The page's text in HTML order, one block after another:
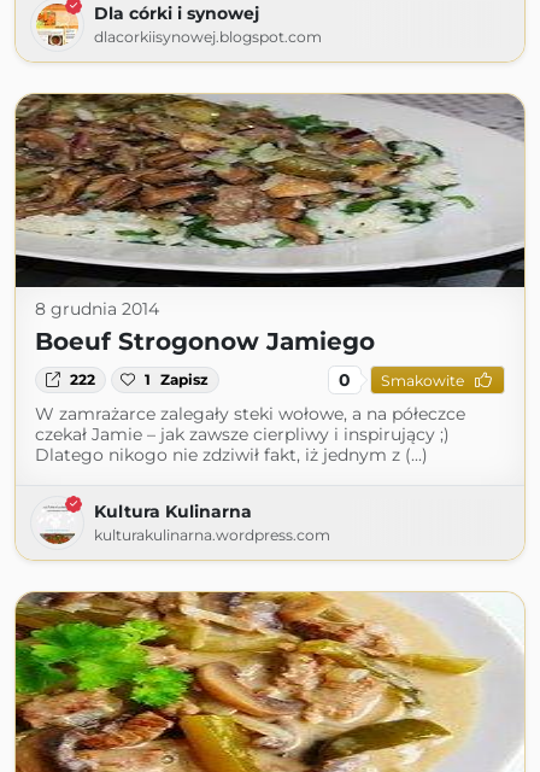
Dla córki i synowej
dlacorkiisynowej.blogspot.com
8 grudnia 2014
Boeuf Strogonow Jamiego
222 1 Zapisz 0 Smakowite
W zamrażarce zalegały steki wołowe, a na półeczce
czekał Jamie – jak zawsze cierpliwy i inspirujący ;)
Dlatego nikogo nie zdziwił fakt, iż jednym z (...)
Kultura Kulinarna
kulturakulinarna.wordpress.com